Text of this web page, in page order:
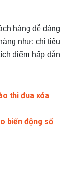
hàng dễ dàng
như: chi tiêu
điểm hấp dẫn
thi đua xóa
biến động số